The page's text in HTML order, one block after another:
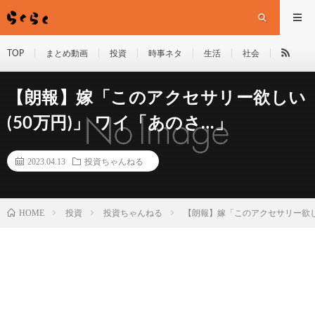
TOP まとめ動画 投資 時事ネタ 生活 社会
【朗報】嫁「このアクセサリー欲しい
(50万円)」 ワイ「あのさ…」
2023.04.13 投資ちゃんねる
HOME 投資 投資ちゃんねる 【朗報】嫁「このアクセサリー